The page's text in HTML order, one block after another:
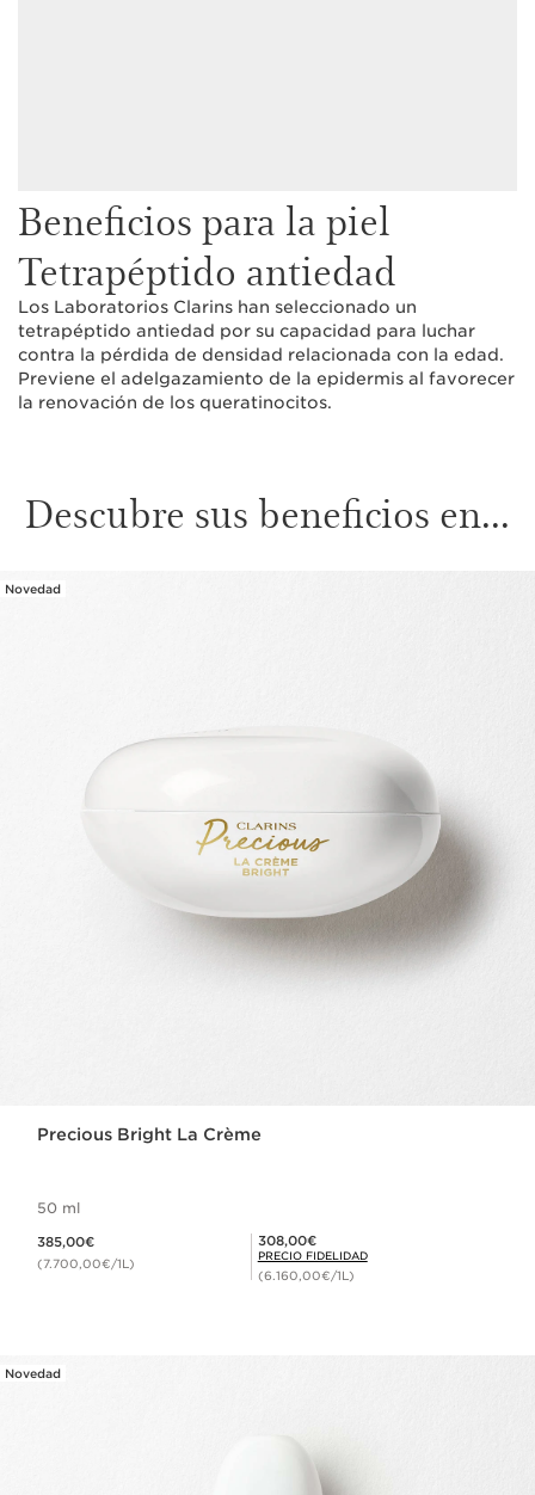
Beneficios para la piel
Tetrapéptido antiedad
Los Laboratorios Clarins han seleccionado un
tetrapéptido antiedad por su capacidad para luchar
contra la pérdida de densidad relacionada con la edad.
Previene el adelgazamiento de la epidermis al favorecer
la renovación de los queratinocitos.
Descubre sus beneficios en...
Novedad
Precious Bright La Crème
50 ml
385,00€
(7.700,00€/1L)
Precio Fidelidad 308,00€
308,00€
PRECIO FIDELIDAD
(6.160,00€/1L)
Novedad